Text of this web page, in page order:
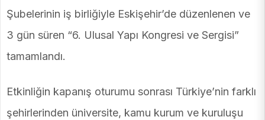
Şubelerinin iş birliğiyle Eskişehir’de düzenlenen ve
3 gün süren “6. Ulusal Yapı Kongresi ve Sergisi”
tamamlandı.
Etkinliğin kapanış oturumu sonrası Türkiye’nin farklı
şehirlerinden üniversite, kamu kurum ve kuruluşu